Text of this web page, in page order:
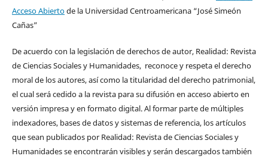
Acceso Abiertode la Universidad Centroamericana “José Simeón
Cañas”
De acuerdo con la legislación de derechos de autor, Realidad: Revista
de Ciencias Sociales y Humanidades, reconoce y respeta el derecho
moral de los autores, así como la titularidad del derecho patrimonial,
el cual será cedido a la revista para su difusión en acceso abierto en
versión impresa y en formato digital. Al formar parte de múltiples
indexadores, bases de datos y sistemas de referencia, los artículos
que sean publicados por Realidad: Revista de Ciencias Sociales y
Humanidades se encontrarán visibles y serán descargados también